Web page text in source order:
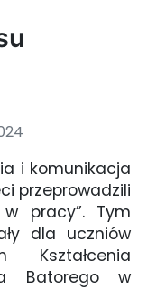
i komunikacja
przeprowadzili
pracy”. Tym
dla uczniów
Kształcenia
Batorego w